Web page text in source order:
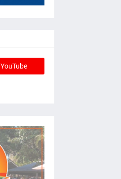
YouTube